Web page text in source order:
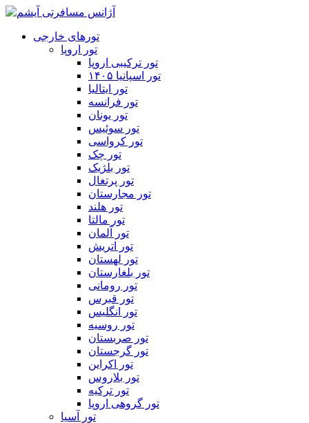
تورهای خارجی
تور اروپا
تور ترکیبی اروپا
تور اسپانیا ۱۴۰۵
تور ایتالیا
تور فرانسه
تور یونان
تور سوئیس
تور کرواسی
تور چک
تور بلژیک
تور پرتغال
تور مجارستان
تور هلند
تور مالتا
تور آلمان
تور اتریش
تور لهستان
تور بلغارستان
تور رومانی
تور قبرس
تور انگلیس
تور روسیه
تور صربستان
تور گرجستان
تور اکراین
تور بلاروس
تور ترکیه
تور گروهی اروپا
تور آسیا